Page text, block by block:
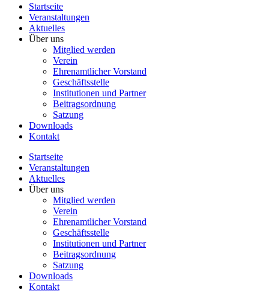
Startseite
Veranstaltungen
Aktuelles
Über uns
Mitglied werden
Verein
Ehrenamtlicher Vorstand
Geschäftsstelle
Institutionen und Partner
Beitragsordnung
Satzung
Downloads
Kontakt
Startseite
Veranstaltungen
Aktuelles
Über uns
Mitglied werden
Verein
Ehrenamtlicher Vorstand
Geschäftsstelle
Institutionen und Partner
Beitragsordnung
Satzung
Downloads
Kontakt